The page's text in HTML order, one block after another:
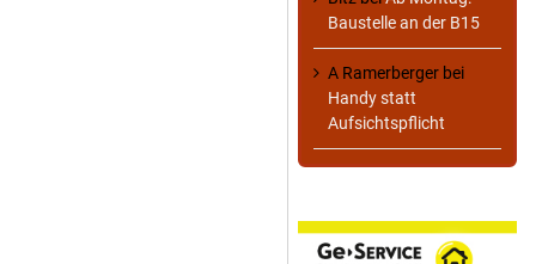
Baustelle an der B15
A Ramerberger bei
Handy statt
Aufsichtspflicht